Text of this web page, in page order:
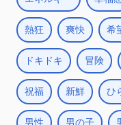
熱狂 爽快 希
ドキドキ 冒険
祝福 新鮮 ひ
男性 男の子